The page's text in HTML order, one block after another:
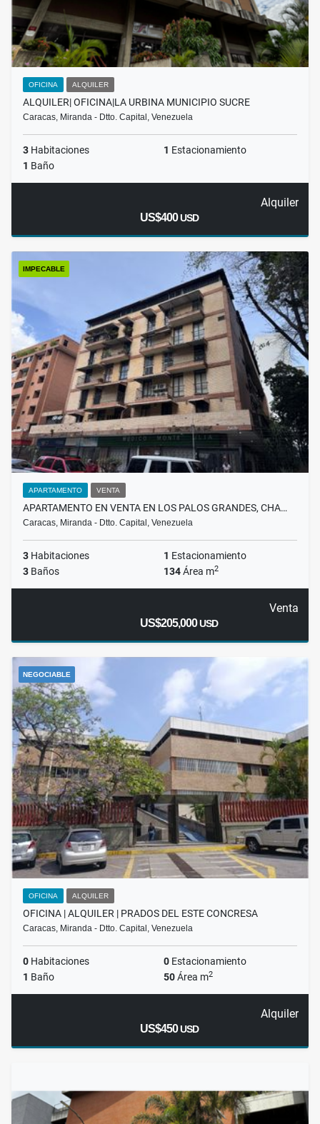
OFICINA ALQUILER
ALQUILER| OFICINA|LA URBINA MUNICIPIO SUCRE
Caracas, Miranda - Dtto. Capital, Venezuela
3 Habitaciones 1 Estacionamiento
1 Baño
Alquiler
US$400USD
IMPECABLE
APARTAMENTO VENTA
APARTAMENTO EN VENTA EN LOS PALOS GRANDES, CHA…
Caracas, Miranda - Dtto. Capital, Venezuela
3 Habitaciones 1 Estacionamiento
3 Baños 134Área m2
Venta
US$205,000USD
NEGOCIABLE
OFICINA ALQUILER
OFICINA | ALQUILER | PRADOS DEL ESTE CONCRESA
Caracas, Miranda - Dtto. Capital, Venezuela
0 Habitaciones 0 Estacionamiento
1 Baño 50Área m2
Alquiler
US$450USD